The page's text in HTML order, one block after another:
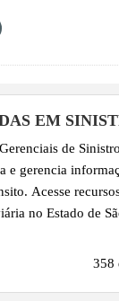
EM
de
e gerencia
Acesse
no Estado de
em Sinistros são
consolidados358